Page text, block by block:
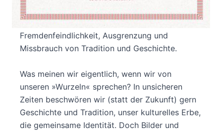
Ein heilsames Vademecum gegen die Leitkultur-
Debatte, eine kluge Warnung vor
Fremdenfeindlichkeit, Ausgrenzung und
Missbrauch von Tradition und Geschichte.
Was meinen wir eigentlich, wenn wir von
unseren »Wurzeln« sprechen? In unsicheren
Zeiten beschwören wir (statt der Zukunft) gern
Geschichte und Tradition, unser kulturelles Erbe,
die gemeinsame Identität. Doch Bilder und